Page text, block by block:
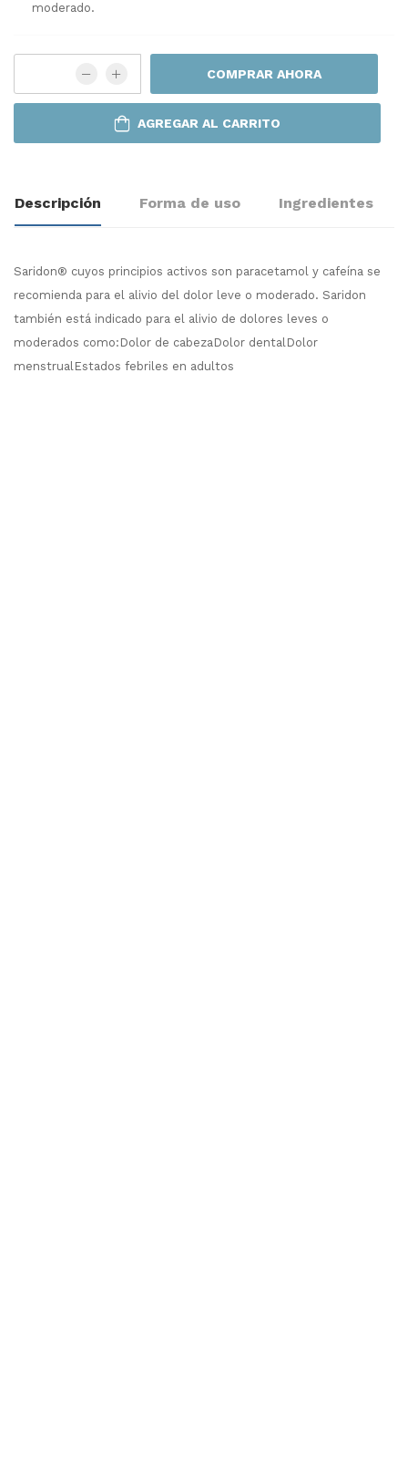
moderado.
COMPRAR AHORA
AGREGAR AL CARRITO
Descripción Forma de uso Ingredientes
Saridon® cuyos principios activos son paracetamol y cafeína se
recomienda para el alivio del dolor leve o moderado. Saridon
también está indicado para el alivio de dolores leves o
moderados como:Dolor de cabezaDolor dentalDolor
menstrualEstados febriles en adultos